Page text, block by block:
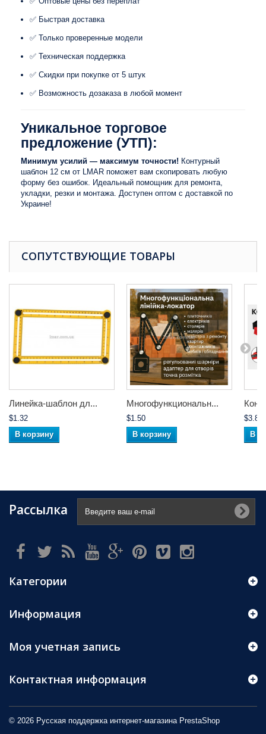
✅ Быстрая доставка
✅ Только проверенные модели
✅ Техническая поддержка
✅ Скидки при покупке от 5 штук
✅ Возможность дозаказа в любой момент
Уникальное торговое
предложение (УТП):
Минимум усилий — максимум точности! Контурный
шаблон 12 см от LMAR поможет вам скопировать любую
форму без ошибок. Идеальный помощник для ремонта,
укладки, резки и монтажа. Доступен оптом с доставкой по
Украине!
СОПУТСТВУЮЩИЕ ТОВАРЫ
Линейка-шаблон дл...
$1.32
В корзину
Многофункциональн...
$1.50
В корзину
$3.85
В
Рассылка
Категории
Информация
© 2026 Русская поддержка интернет-магазина PrestaShop
Моя учетная запись
Контактная информация